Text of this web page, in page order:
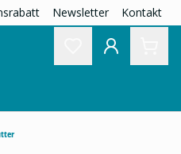
Newsletter Kontakt